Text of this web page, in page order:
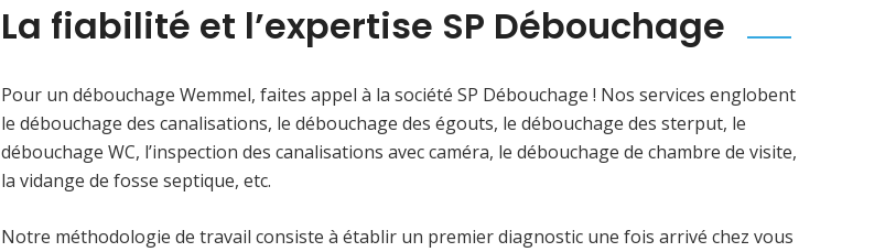
La fiabilité et l’expertise SP Débouchage
Pour un débouchage Wemmel, faites appel à la société SP Débouchage ! Nos services englobent
le débouchage des canalisations, le débouchage des égouts, le débouchage des sterput, le
débouchage WC, l’inspection des canalisations avec caméra, le débouchage de chambre de visite,
la vidange de fosse septique, etc.
Notre méthodologie de travail consiste à établir un premier diagnostic une fois arrivé chez vous